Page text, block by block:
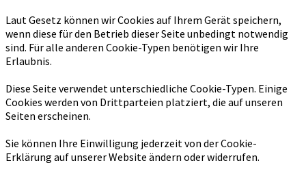
Laut Gesetz können wir Cookies auf Ihrem Gerät speichern,
wenn diese für den Betrieb dieser Seite unbedingt notwendig
sind. Für alle anderen Cookie-Typen benötigen wir Ihre
Erlaubnis.
Diese Seite verwendet unterschiedliche Cookie-Typen. Einige
Cookies werden von Drittparteien platziert, die auf unseren
Seiten erscheinen.
Sie können Ihre Einwilligung jederzeit von der Cookie-
Erklärung auf unserer Website ändern oder widerrufen.